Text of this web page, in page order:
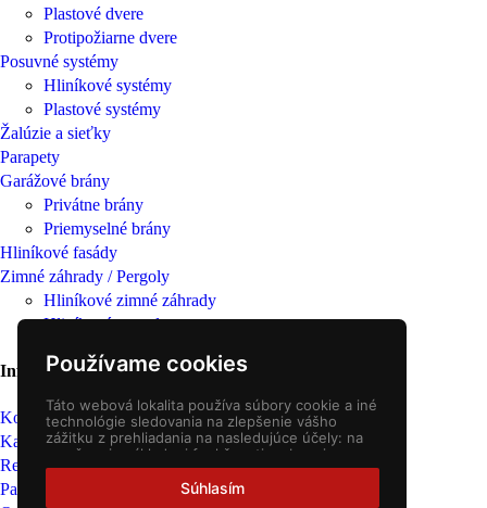
Používame cookies
Táto webová lokalita používa súbory cookie a iné
technológie sledovania na zlepšenie vášho
zážitku z prehliadania na nasledujúce účely: na
umožnenie základnej funkčnosti webovej
stránky,pre lepší zážitok na webe,na meranie
vášho záujmu o naše produkty a služby a na
prispôsobenie marketingových interakcií
Súhlasím
Plastové dvere
Protipožiarne dvere
Posuvné systémy
Hliníkové systémy
Plastové systémy
Žalúzie a sieťky
Parapety
Garážové brány
Privátne brány
Priemyselné brány
Hliníkové fasády
Zimné záhrady / Pergoly
Hliníkové zimné záhrady
Hliníkové pergoly
Informácie
Kontakt
Kariéra2
Referencie
Partneri